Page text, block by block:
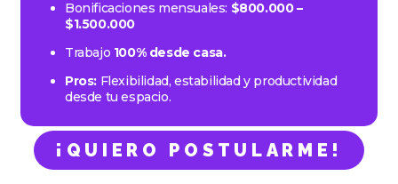
Bonificaciones mensuales: $800.000 –
$1.500.000
Trabajo 100% desde casa.
Pros: Flexibilidad, estabilidad y productividad
desde tu espacio.
¡QUIERO POSTULARME!